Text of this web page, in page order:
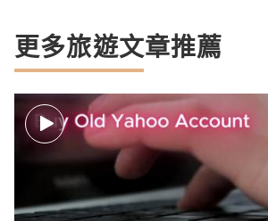
更多旅遊文章推薦